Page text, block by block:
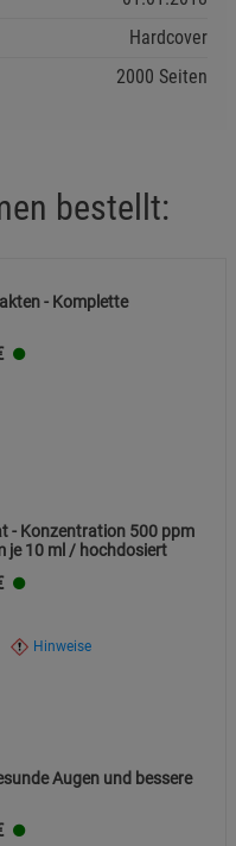
Hardcover
2000 Seiten
bestellt:
- Komplette
- Konzentration 500 ppm
je 10 ml / hochdosiert
Hinweise
Augen und bessere